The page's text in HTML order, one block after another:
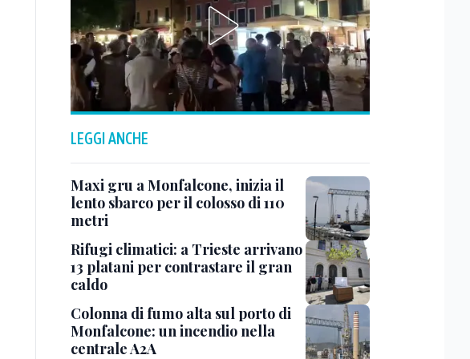
LEGGI ANCHE
Maxi gru a Monfalcone, inizia il
lento sbarco per il colosso di 110
metri
Rifugi climatici: a Trieste arrivano
13 platani per contrastare il gran
caldo
Colonna di fumo alta sul porto di
Monfalcone: un incendio nella
centrale A2A